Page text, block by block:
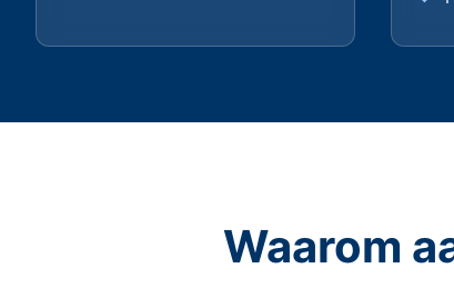
Waarom